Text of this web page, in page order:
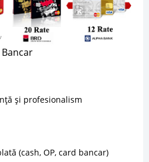
și profesionalism
(cash, OP, card bancar)